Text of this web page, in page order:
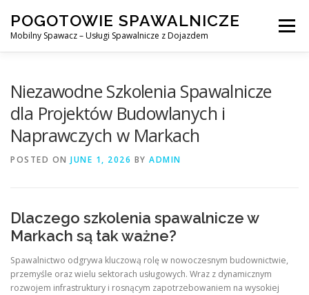
content
POGOTOWIE SPAWALNICZE
Mobilny Spawacz – Usługi Spawalnicze z Dojazdem
Menu
SPAWANIE MIG/MAG (GMAW) NASZE USŁUGI
Niezawodne Szkolenia Spawalnicze
dla Projektów Budowlanych i
Naprawczych w Markach
POSTED ON JUNE 1, 2026 BY ADMIN
Dlaczego szkolenia spawalnicze w
Markach są tak ważne?
Spawalnictwo odgrywa kluczową rolę w nowoczesnym budownictwie,
przemyśle oraz wielu sektorach usługowych. Wraz z dynamicznym
rozwojem infrastruktury i rosnącym zapotrzebowaniem na wysokiej